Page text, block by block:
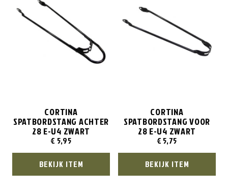
CORTINA
SPATBORDSTANG ACHTER
28 E-U4 ZWART
€ 5,95
BEKIJK ITEM
CORTINA
SPATBORDSTANG VOOR
28 E-U4 ZWART
€ 5,75
BEKIJK ITEM